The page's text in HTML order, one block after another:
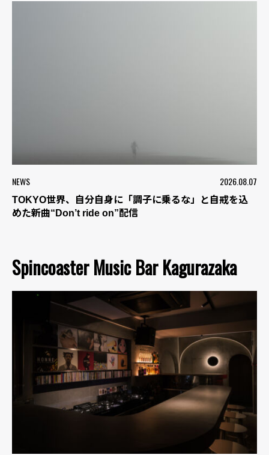
NEWS 2026.08.07
TOKYO世界、自分自身に「調子に乗るな」と自戒を込
めた新曲“Don’t ride on”配信
Spincoaster Music Bar Kagurazaka